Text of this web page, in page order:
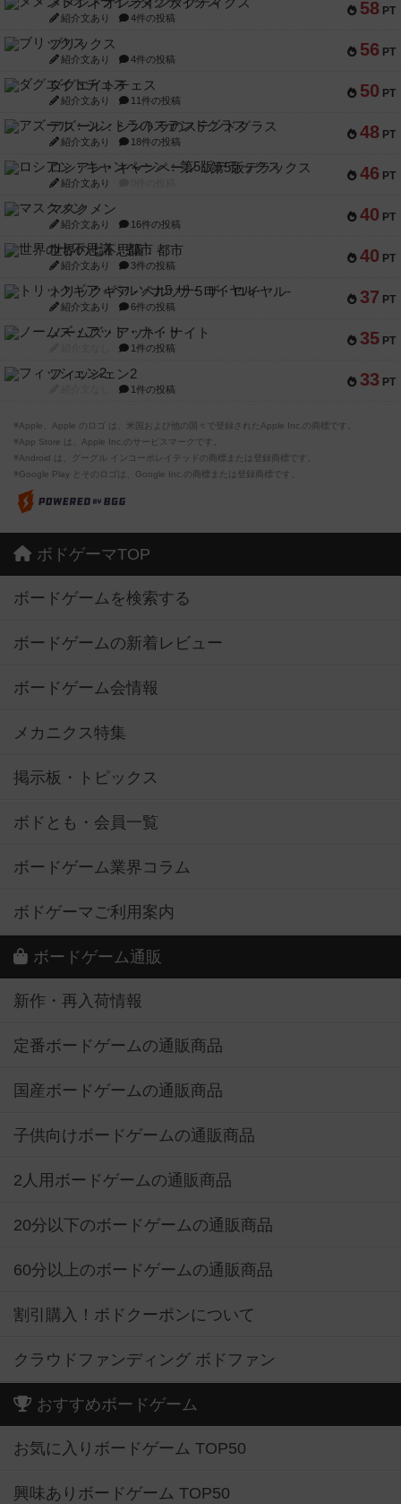
58 PT
メメントオンラインタクティクス
紹介文あり 4件の投稿
56 PT
ブリックス
紹介文あり 4件の投稿
50 PT
ダグエイトチェス
紹介文あり 11件の投稿
48 PT
アズール：シントラのステンドグラス
紹介文あり 18件の投稿
46 PT
ロシアン・キャンペーン：第5版デラックス
紹介文あり
40 PT
マスクメン
紹介文あり 16件の投稿
40 PT
世界の七不思議：都市
紹介文あり 3件の投稿
37 PT
トリックギア - ペルソナ5 ザ・ロイヤル-
紹介文あり 6件の投稿
35 PT
ノームズ・アット・ナイト
1件の投稿
33 PT
フィッシェン2
1件の投稿
※Apple、Apple のロゴ は、米国および他の国々で登録されたApple Inc.の商標です。
※App Store は、Apple Inc.のサービスマークです。
※Android は、グーグル インコーポレイテッドの商標または登録商標です。
※Google Play とそのロゴは、Google Inc.の商標または登録商標です。
ボドゲーマTOP
ボードゲームを検索する
ボードゲームの新着レビュー
ボードゲーム会情報
メカニクス特集
掲示板・トピックス
ボドとも・会員一覧
ボードゲーム業界コラム
ボドゲーマご利用案内
ボードゲーム通販
新作・再入荷情報
定番ボードゲームの通販商品
国産ボードゲームの通販商品
子供向けボードゲームの通販商品
2人用ボードゲームの通販商品
20分以下のボードゲームの通販商品
60分以上のボードゲームの通販商品
割引購入！ボドクーポンについて
クラウドファンディング ボドファン
おすすめボードゲーム
お気に入りボードゲーム TOP50
興味ありボードゲーム TOP50